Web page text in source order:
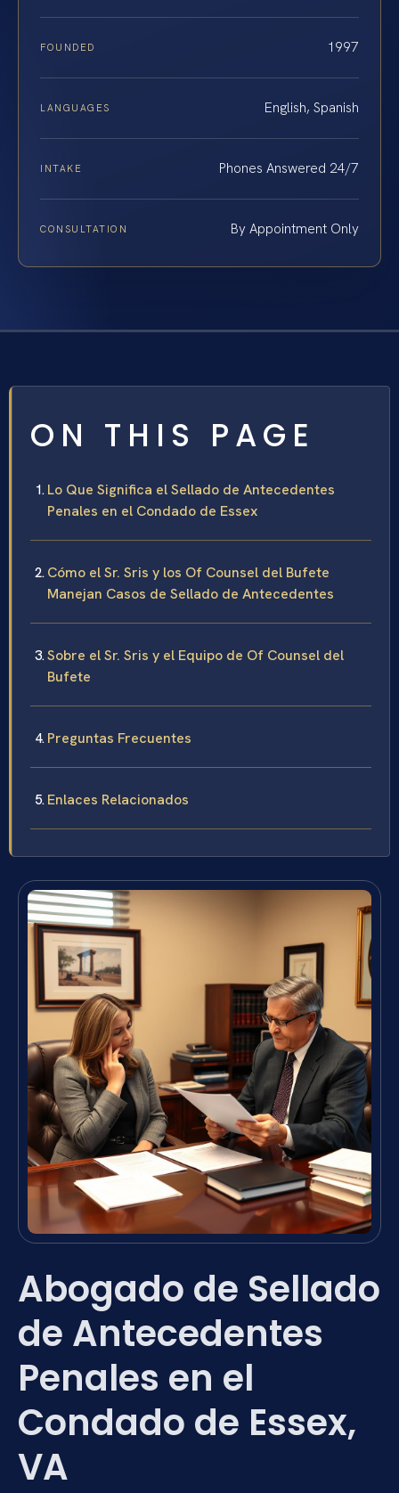
FOUNDED 1997
LANGUAGES English, Spanish
INTAKE Phones Answered 24/7
CONSULTATION By Appointment Only
ON THIS PAGE
Lo Que Significa el Sellado de Antecedentes
Penales en el Condado de Essex
Cómo el Sr. Sris y los Of Counsel del Bufete
Manejan Casos de Sellado de Antecedentes
Sobre el Sr. Sris y el Equipo de Of Counsel del
Bufete
Preguntas Frecuentes
Enlaces Relacionados
Abogado de Sellado
de Antecedentes
Penales en el
Condado de Essex,
VA